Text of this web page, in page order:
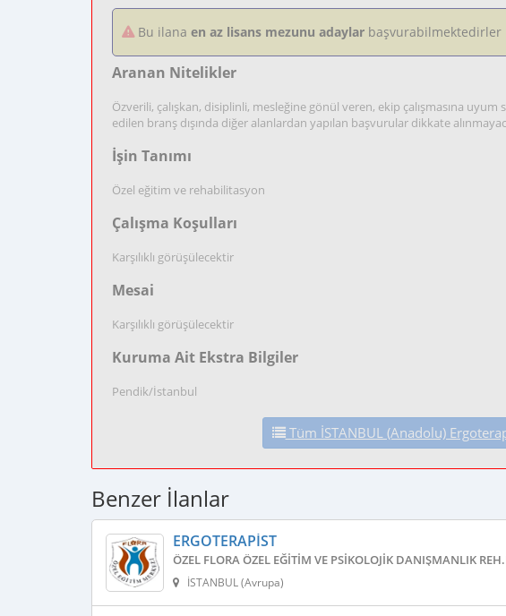
Bu ilana en az lisans mezunu adaylar başvurabilmektedirler
Aranan Nitelikler
Özverili, çalışkan, disiplinli, mesleğine gönül veren, ekip çalışmasına uyum
edilen branş dışında diğer alanlardan yapılan başvurular dikkate
İşin Tanımı
Özel eğitim ve rehabilitasyon
Çalışma Koşulları
Karşılıklı görüşülecektir
Mesai
Karşılıklı görüşülecektir
Kuruma Ait Ekstra Bilgiler
Pendik/İstanbul
Tüm İSTANBUL (Anadolu)
Benzer İlanlar
ERGOTERAPIST
ÖZEL FLORA ÖZEL EĞITIM VE PSIKOLOJIK DANIŞMANLIK
İSTANBUL (Avrupa)